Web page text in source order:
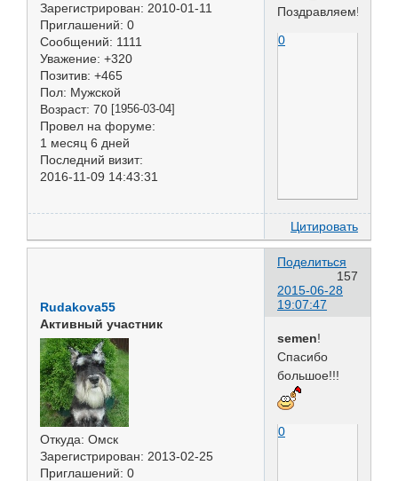
Зарегистрирован: 2010-01-11
Приглашений: 0
Сообщений: 1111
Уважение: +320
Позитив: +465
Пол: Мужской
Возраст: 70 [1956-03-04]
Провел на форуме:
1 месяц 6 дней
Последний визит:
2016-11-09 14:43:31
Поздравляем!!!
0
Цитировать
Поделиться
157
2015-06-28
19:07:47
Rudakova55
Активный участник
Откуда: Омск
Зарегистрирован: 2013-02-25
Приглашений: 0
semen!
Спасибо
большое!!!
0